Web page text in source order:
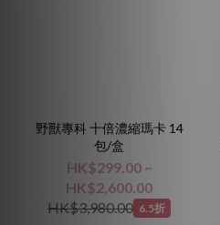
野獸專科 十倍濃縮瑪卡 14
包/盒
HK$299.00 ~
HK$2,600.00
HK$3,980.00 6.5折